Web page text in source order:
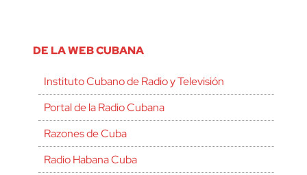
DE LA WEB CUBANA
Instituto Cubano de Radio y Televisión
Portal de la Radio Cubana
Razones de Cuba
Radio Habana Cuba